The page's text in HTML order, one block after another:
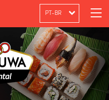
PT-BR
ENGLISH
ESPAÑOL